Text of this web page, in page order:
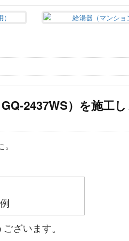
2437WS）を施工
ざいます。